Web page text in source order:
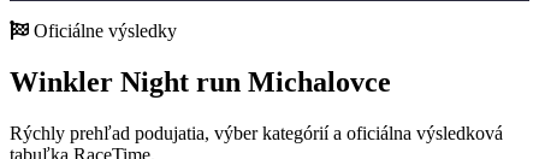
Oficiálne výsledky
Winkler Night run Michalovce
Rýchly prehľad podujatia, výber kategórií a oficiálna výsledková
tabuľka RaceTime.